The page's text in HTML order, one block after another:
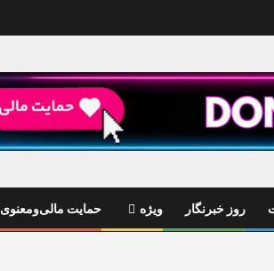
روز خبرنگار ویژه حمایت مالی‌ومعنوی